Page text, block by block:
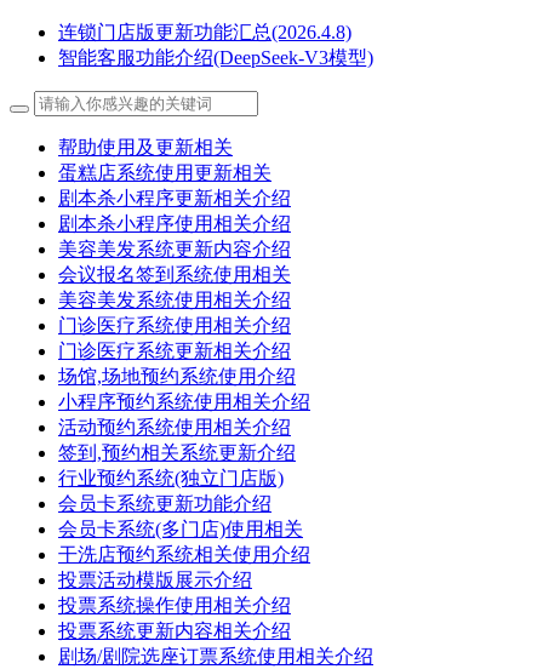
连锁门店版更新功能汇总(2026.4.8)
智能客服功能介绍(DeepSeek-V3模型)
帮助使用及更新相关
蛋糕店系统使用更新相关
剧本杀小程序更新相关介绍
剧本杀小程序使用相关介绍
美容美发系统更新内容介绍
会议报名签到系统使用相关
美容美发系统使用相关介绍
门诊医疗系统使用相关介绍
门诊医疗系统更新相关介绍
场馆,场地预约系统使用介绍
小程序预约系统使用相关介绍
活动预约系统使用相关介绍
签到,预约相关系统更新介绍
行业预约系统(独立门店版)
会员卡系统更新功能介绍
会员卡系统(多门店)使用相关
干洗店预约系统相关使用介绍
投票活动模版展示介绍
投票系统操作使用相关介绍
投票系统更新内容相关介绍
剧场/剧院选座订票系统使用相关介绍